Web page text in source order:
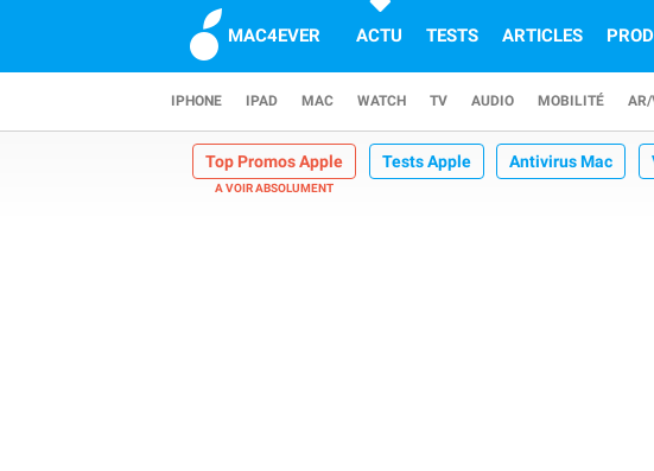
MAC4EVER ACTU TESTS ARTICLES
IPHONE IPAD MAC WATCH TV AUDIO MOBILITÉ AR/
Top Promos Apple Tests Apple Antivirus Mac